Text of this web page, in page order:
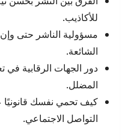
للأكاذيب.
مسؤولية الناشر حتى
الشائعة.
دور الجهات الرقابية
المضلل.
كيف تحمي نفسك
التواصل الاجتماعي.